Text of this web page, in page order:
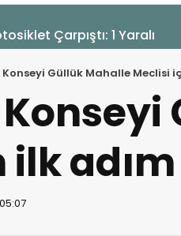
Güllük Mahalle Meclisi
adım